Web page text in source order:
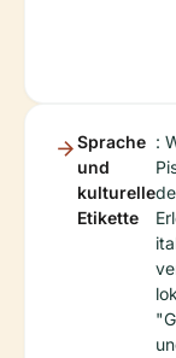
Sprache
und
kulturelle
Etikette
: